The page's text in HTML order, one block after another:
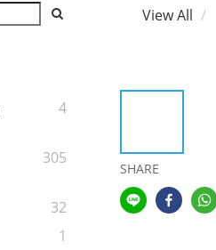
4
305
32
1
View All
SHARE